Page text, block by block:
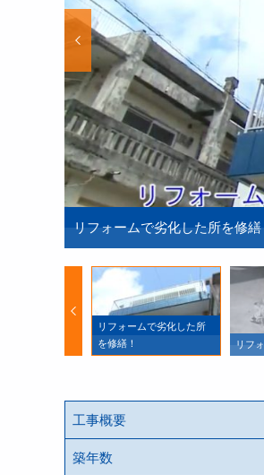
リフォームで劣化した所を修繕
リフォームで劣化した所
を修繕！
リフ
工事概要
築年数